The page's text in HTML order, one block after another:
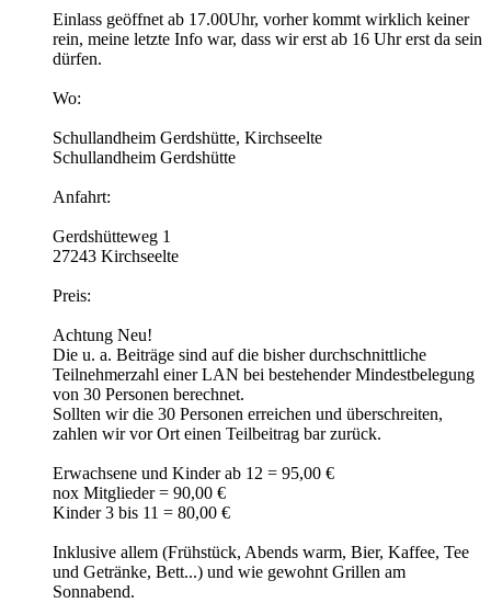
Einlass geöffnet ab 17.00Uhr, vorher kommt wirklich keiner
rein, meine letzte Info war, dass wir erst ab 16 Uhr erst da sein
dürfen.
Wo:
Schullandheim Gerdshütte, Kirchseelte
Schullandheim Gerdshütte
Anfahrt:
Gerdshütteweg 1
27243 Kirchseelte
Preis:
Achtung Neu!
Die u. a. Beiträge sind auf die bisher durchschnittliche
Teilnehmerzahl einer LAN bei bestehender Mindestbelegung
von 30 Personen berechnet.
Sollten wir die 30 Personen erreichen und überschreiten,
zahlen wir vor Ort einen Teilbeitrag bar zurück.
Erwachsene und Kinder ab 12 = 95,00 €
nox Mitglieder = 90,00 €
Kinder 3 bis 11 = 80,00 €
Inklusive allem (Frühstück, Abends warm, Bier, Kaffee, Tee
und Getränke, Bett...) und wie gewohnt Grillen am
Sonnabend.